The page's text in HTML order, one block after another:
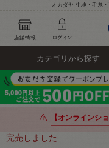
オカダヤ 生地・毛糸
カテゴリから探す
【オンラインシ
完売しました